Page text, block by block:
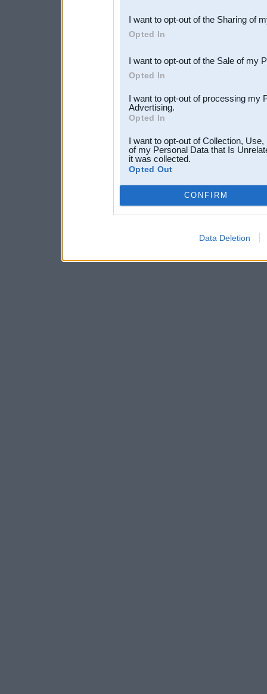
Downstream Participants
third parties.
I want to opt-out of the Sharing of
Opted In
I want to opt-out of the Sale of my
Opted In
I want to opt-out of processing my
Advertising.
Opted In
I want to opt-out of Collection,
of my Personal Data that Is
it was collected.
Opted Out
CONFIRM
Data Deletion